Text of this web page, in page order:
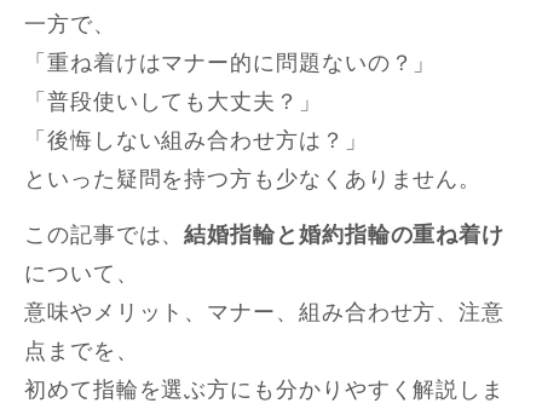
一方で、
「重ね着けはマナー的に問題ないの？」
「普段使いしても大丈夫？」
「後悔しない組み合わせ方は？」
といった疑問を持つ方も少なくありません。
この記事では、結婚指輪と婚約指輪の重ね着け
について、
意味やメリット、マナー、組み合わせ方、注意
点までを、
初めて指輪を選ぶ方にも分かりやすく解説しま